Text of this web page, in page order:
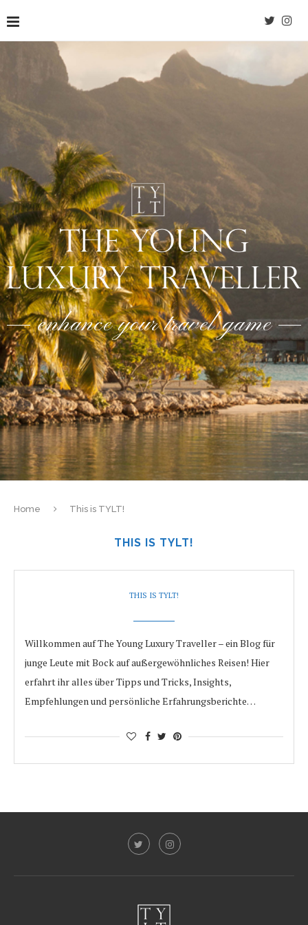
enhance your travel game
Home This is TYLT!
THIS IS TYLT!
THIS IS TYLT!
Willkommen auf The Young Luxury Traveller – ein Blog für
junge Leute mit Bock auf außergewöhnliches Reisen! Hier
erfahrt ihr alles über Tipps und Tricks, Insights,
Empfehlungen und persönliche Erfahrungsberichte…